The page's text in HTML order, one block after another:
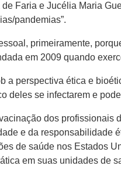
Faria e Jucélia Maria
pandemias”.
primeiramente,
em 2009 quando
a perspectiva ética e
deles se infectarem e
dos profissionais
e da
de saúde nos Estados
em suas unidades de